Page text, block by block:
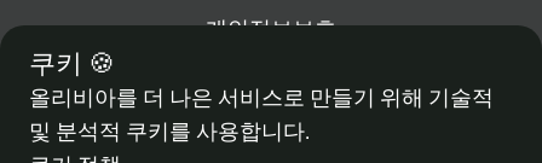
쿠키 🍪
올리비아를 더 나은 서비스로 만들기 위해 기술적
및 분석적 쿠키를 사용합니다.
개인정보보호
쿠키 정책
쿠키 설정